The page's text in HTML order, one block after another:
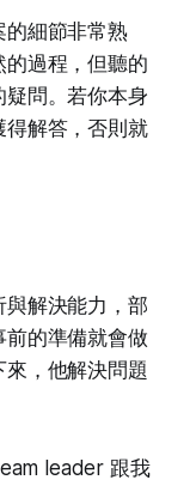
的細節非常熟
過程，但聽的
疑問。若你本身
得解答，否則就
解決能力，部
前的準備就會做
，他解決問題
leader 跟我